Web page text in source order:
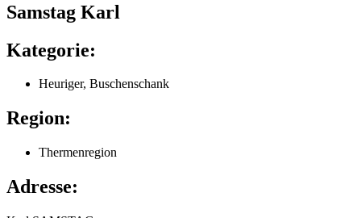
Samstag Karl
Kategorie:
Heuriger, Buschenschank
Region:
Thermenregion
Adresse: